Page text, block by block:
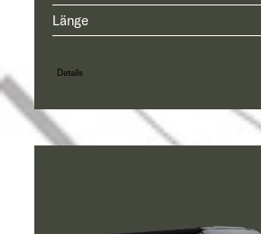
Länge
Details